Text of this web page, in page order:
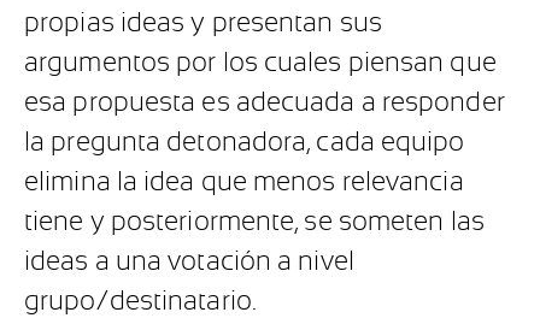
propias ideas y presentan sus
argumentos por los cuales piensan que
esa propuesta es adecuada a responder
la pregunta detonadora, cada equipo
elimina la idea que menos relevancia
tiene y posteriormente, se someten las
ideas a una votación a nivel
grupo/destinatario.